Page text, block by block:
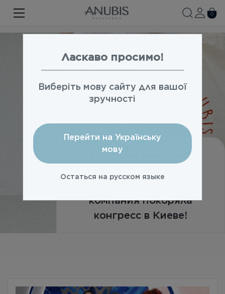
ЛИЦО
ТЕЛО
БРЕНДИРОВАННАЯ ПРОДУКЦИЯ
Новости
0
Взрывная энергия и
компания покоряла
конгресс в Киеве!
Ласкаво просимо!
Виберіть мову сайту для вашої
зручності
Перейти на Українську
мову
Остаться на русском языке